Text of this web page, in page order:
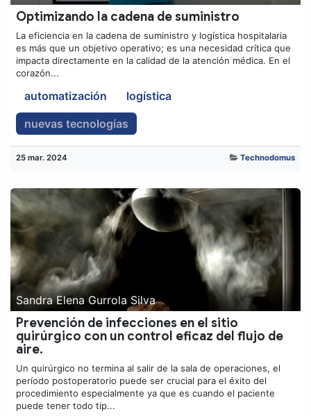
Optimizando la cadena de suministro
La eficiencia en la cadena de suministro y logística hospitalaria
es más que un objetivo operativo; es una necesidad crítica que
impacta directamente en la calidad de la atención médica. En el
corazón...
automatización
logística
nuevas tecnologías
25 mar. 2024 Technodomus
Sandra Elena Gurrola Silva
Prevención de infecciones en el sitio
quirúrgico con un control eficaz del flujo de
aire.
Un quirúrgico no termina al salir de la sala de operaciones, el
período postoperatorio puede ser crucial para el éxito del
procedimiento especialmente ya que es cuando el paciente
puede tener todo tip...